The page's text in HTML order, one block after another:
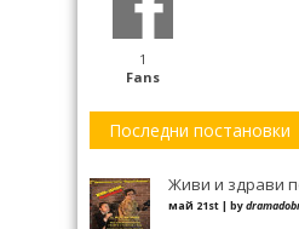
1
Fans
Последни постановки
Живи и здрави
май 21st | by